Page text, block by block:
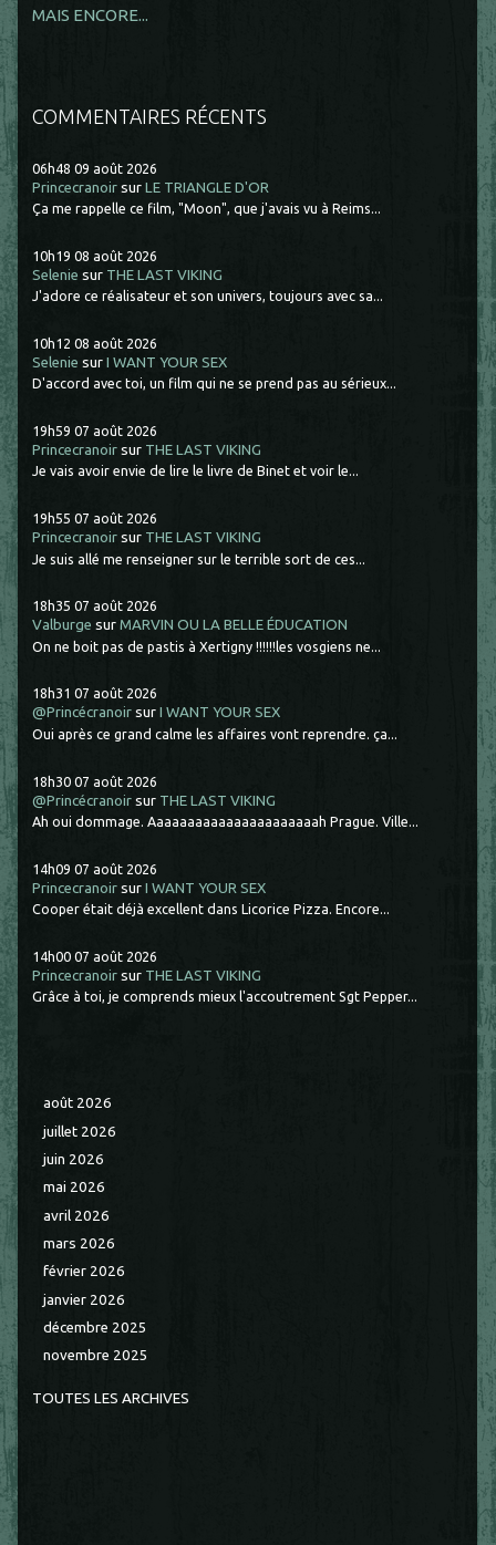
MAIS ENCORE...
COMMENTAIRES RÉCENTS
06h48 09 août 2026
Princecranoir surLE TRIANGLE D'OR
Ça me rappelle ce film, "Moon", que j'avais vu à Reims...
10h19 08 août 2026
Selenie sur THE LAST VIKING
J'adore ce réalisateur et son univers, toujours avec sa...
10h12 08 août 2026
Selenie surI WANT YOUR SEX
D'accord avec toi, un film qui ne se prend pas au sérieux...
19h59 07 août 2026
Princecranoir sur THE LAST VIKING
Je vais avoir envie de lire le livre de Binet et voir le...
19h55 07 août 2026
Princecranoir sur THE LAST VIKING
Je suis allé me renseigner sur le terrible sort de ces...
18h35 07 août 2026
Valburge surMARVIN OU LA BELLE ÉDUCATION
On ne boit pas de pastis à Xertigny !!!!!!les vosgiens ne...
18h31 07 août 2026
@Princécranoir surI WANT YOUR SEX
Oui après ce grand calme les affaires vont reprendre. ça...
18h30 07 août 2026
@Princécranoir sur THE LAST VIKING
Ah oui dommage. Aaaaaaaaaaaaaaaaaaaaaah Prague. Ville...
14h09 07 août 2026
Princecranoir surI WANT YOUR SEX
Cooper était déjà excellent dans Licorice Pizza. Encore...
14h00 07 août 2026
Princecranoir sur THE LAST VIKING
Grâce à toi, je comprends mieux l'accoutrement Sgt Pepper...
août 2026
juillet 2026
juin 2026
mai 2026
avril 2026
mars 2026
février 2026
janvier 2026
décembre 2025
novembre 2025
TOUTES LES ARCHIVES